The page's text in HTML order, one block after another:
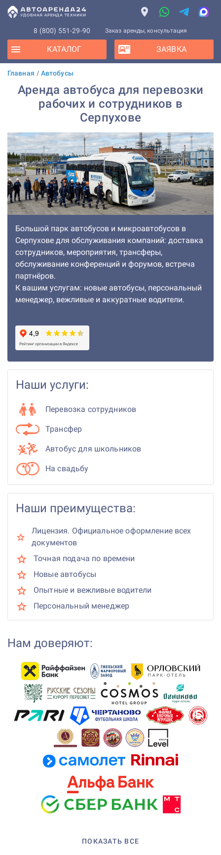
8 (800) 551-29-90 Заказ аренды, консультация
КАТАЛОГ ЗАЯВКА
Главная / Автобусы
Аренда автобуса для перевозки
рабочих и сотрудников в
Серпухове
Большой парк автобусов и микроавтобусов в
Серпухове для обслуживания компаний: доставка
сотрудников, мероприятия, трансферы,
обслуживание конференций и форумов, встреча
партнёров.
К вашим услугам: новые автобусы, персональный
менеджер, вежливые и аккуратные водители.
Наши услуги:
Перевозка сотрудников
Трансфер
Автобус для школьников
На свадьбу
Наши преимущества:
Лицензия. Официальное оформление всех
документов
Точная подача по времени
Новые автобусы
Опытные и вежливые водители
Персональный менеджер
Нам доверяют:
ПОКАЗАТЬ ВСЕ